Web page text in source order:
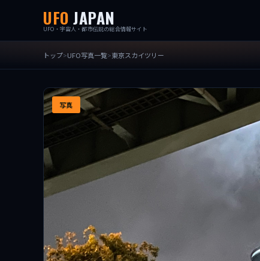
UFO JAPAN
UFO・宇宙人・都市伝説の総合情報サイト
トップ UFO写真一覧 東京スカイツリー
写真